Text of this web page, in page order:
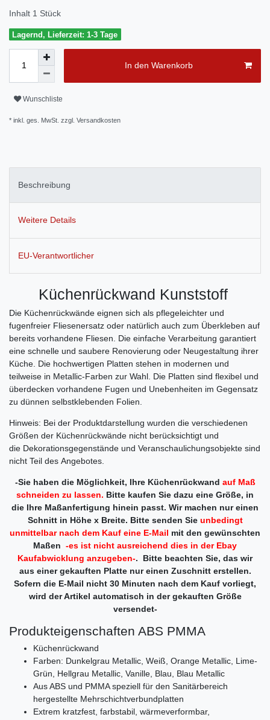
Inhalt 1 Stück
Lagernd, Lieferzeit: 1-3 Tage
In den Warenkorb
Wunschliste
* inkl. ges. MwSt. zzgl. Versandkosten
Beschreibung
Weitere Details
EU-Verantwortlicher
Küchenrückwand Kunststoff
Die Küchenrückwände eignen sich als pflegeleichter und
fugenfreier Fliesenersatz oder natürlich auch zum Überkleben auf
bereits vorhandene Fliesen. Die einfache Verarbeitung garantiert
eine schnelle und saubere Renovierung oder Neugestaltung ihrer
Küche. Die hochwertigen Platten stehen in modernen und
teilweise in Metallic-Farben zur Wahl. Die Platten sind flexibel und
überdecken vorhandene Fugen und Unebenheiten im Gegensatz
zu dünnen selbstklebenden Folien.
Hinweis: Bei der Produktdarstellung wurden die verschiedenen
Größen der Küchenrückwände nicht berücksichtigt und
die Dekorationsgegenstände und Veranschaulichungsobjekte sind
nicht Teil des Angebotes.
-Sie haben die Möglichkeit, Ihre Küchenrückwand auf Maß
schneiden zu lassen. Bitte kaufen Sie dazu eine Größe, in
die Ihre Maßanfertigung hinein passt. Wir machen nur einen
Schnitt in Höhe x Breite. Bitte senden Sie unbedingt
unmittelbar nach dem Kauf eine E-Mail mit den gewünschten
Maßen -es ist nicht ausreichend dies in der Ebay
Kaufabwicklung anzugeben-. Bitte beachten Sie, das wir
aus einer gekauften Platte nur einen Zuschnitt erstellen.
Sofern die E-Mail nicht 30 Minuten nach dem Kauf vorliegt,
wird der Artikel automatisch in der gekauften Größe
versendet-
Produkteigenschaften ABS PMMA
Küchenrückwand
Farben: Dunkelgrau Metallic, Weiß, Orange Metallic, Lime-
Grün, Hellgrau Metallic, Vanille, Blau, Blau Metallic
Aus ABS und PMMA speziell für den Sanitärbereich
hergestellte Mehrschichtverbundplatten
Extrem kratzfest, farbstabil, wärmeverformbar,